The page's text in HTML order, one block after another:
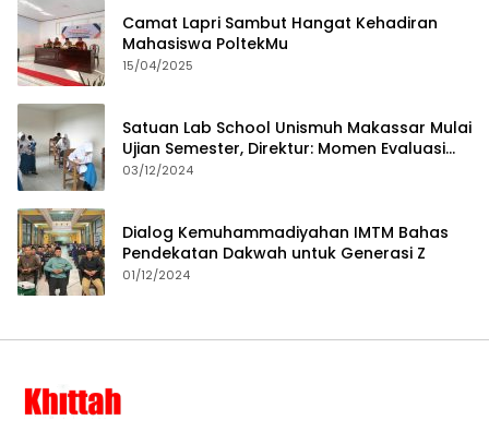
Camat Lapri Sambut Hangat Kehadiran
Mahasiswa PoltekMu
15/04/2025
Satuan Lab School Unismuh Makassar Mulai
Ujian Semester, Direktur: Momen Evaluasi
Proses Pembelajaran
03/12/2024
Dialog Kemuhammadiyahan IMTM Bahas
Pendekatan Dakwah untuk Generasi Z
01/12/2024